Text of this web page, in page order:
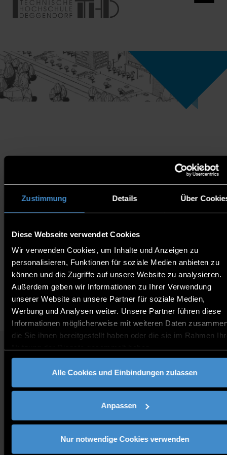
Zustimmung Details Über
Diese Webseite verwendet Cookies
Wir verwenden Cookies, um Inhalte und Anzeigen zu
personalisieren, Funktionen für soziale Medien anbieten zu
können und die Zugriffe auf unsere Website zu analysieren.
Außerdem geben wir Informationen zu Ihrer Verwendung
unserer Website an unsere Partner für soziale Medien,
Werbung und Analysen weiter. Unsere Partner führen diese
Informationen möglicherweise mit weiteren Daten
die Sie ihnen bereitgestellt haben oder die sie im Rahmen
Alle Cookies und Einbindungen zulassen
Anpassen
Nur notwendige Cookies verwenden
QUICKLINKS
STUDIENANGEBOT
JOBS AN DER THD
KONTAKT
ANFAHRT